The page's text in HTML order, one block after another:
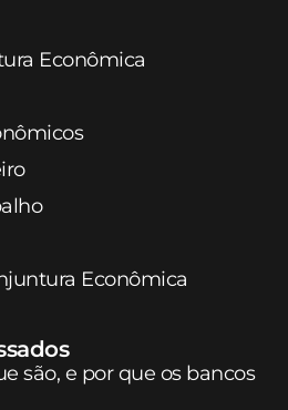
Econômica
Econômica
são, e por que os bancos